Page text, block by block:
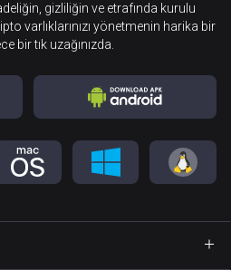
gizliliğin ve etrafında kurulu
varlıklarınızı yönetmenin harika bir
bir tık uzağınızda.